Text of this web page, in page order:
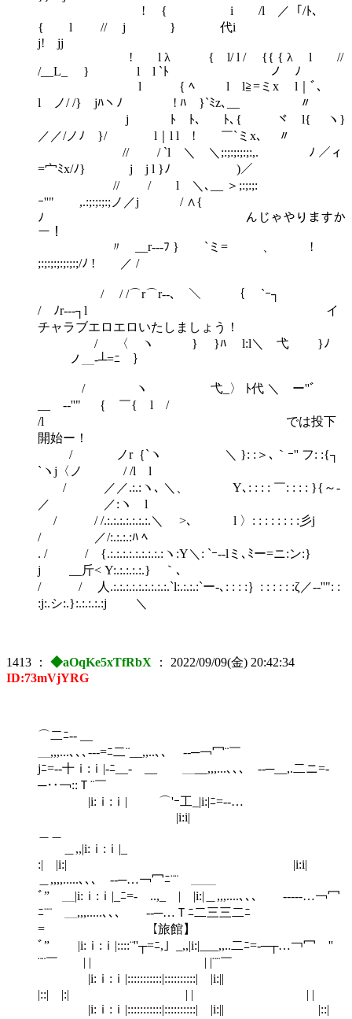
! { i /l ／「/ﾄ､
{ l // j } 代i
j! jj
! l λ { l/ l / {{ { λ l //
/__L_ } l l `ﾄ ノ ﾉ
l ｛ ﾍ l l≧=ミx l｜ﾞ、
l ノ/ /} jﾊヽﾉ ! ﾊ }`ﾐz､__ 〃
j ﾄ ﾄ、 ﾄ､{ ヾ l{ ヽ}
／／/ノﾉ }/ l｜l l ! ￣`ミx､ 〃
// / `l ＼ ＼;:;:;:;:;:,. ﾉ ／ィ
=宀ﾐx/ﾉ} j j l }ﾉ )／
// / l ＼､__ ＞;:;:;:
ｰ''" ,.:;:;:;:;ノ／j / ∧{
ﾉ んじゃやりますか
ー！
〃 __r--‐ﾌ } `ミ= 、 !
;:;:;:;:;:;:;/ﾉ ! ／ / ゝ
/ / /⌒r⌒r‐-､ ＼ ｛ ￣`ｰ┐
/ ﾉr‐--┐l イ
チャラブエロエロいたしましょう！
/ 〈 ヽ } }ﾊ l:l＼ 弋 }ﾉ
ノ＿-┴=ﾆ￣｝
/ ヽ 弋_〉 ﾄ代 ＼ ー''ﾞ
__ -‐''" ｛ ￣{ l /
/l では投下
開始ー！
/ ノr｛`ヽ ＼ }: :＞､｀ｰ'' フ: :{┐
`ヽj〈ノ / /l l
/ ／／.:.:ヽ､ ＼、 Y､: : : : ￣: : : : }{～-
／ ／:ヽ l
/ / /.:.:.:.:.:.:.:.＼ >､ l 〉: : : : : : : :彡j
/ ／/:.:.:.:ﾊ ﾍ
. / / {.:.:.:.:.:.:.:.:.:ヽ:Y＼: `ｰ‐-lミ､ﾐー=ニ:ン:}
j __斤< Y:.:.:.:.:.} ｀､
/ / 人.:.:.:.:.:.:.:.:.:.`l:.:.:.:`ー-､: : : :｝: : : : : :ζ／-‐''": :
:j:.シ:.}:.:.:.:.:j ＼
1413 ： ◆aOqKe5xTfRbX ： 2022/09/09(金) 20:42:34
ID:73mVjYRG
⌒二ﾆ-- __
＿,,,...､､､--‐=ﾆ二¨__,,..､､ --─￢冖¨￣
jﾆ=-‐十ｉ:ｉ|‐ﾆ__‐ __ ＿__,,,...､､､ --─__,.二ニ=-
─‥￢::Ｔ¨￣
|i:ｉ:ｉ| ⌒'ｰ工_|i:|ﾆ=-‐…
￣
＿,,|i:ｉ:ｉ|_
:| |i:| |i:i|
＿,,,,.....､､､ --─…￢冖ﾆ¨¨￣＿＿
ﾞ”￣＿|i:ｉ:ｉ|_ﾆ=- ..,_ | |i:|＿,,,....､､､ ---‐‐…￢冖
ﾆ¨¨￣＿,,,.....､､､ --─…Ｔﾆ二三三二ﾆ
= 【旅館】
ﾞ”￣ |i:ｉ:ｉ|::::¨''┬=ﾆ,」_,,|i:|___,,..二ﾆ=-─┬…￢冖 ''
¨¨￣ | | | |¨¨￣
|i:ｉ:ｉ|:::::::::::|::::::::::| |i:||
|::| |:| | | | |
|i:ｉ:ｉ|:::::::::::|::::::::::| |i:|| |::|